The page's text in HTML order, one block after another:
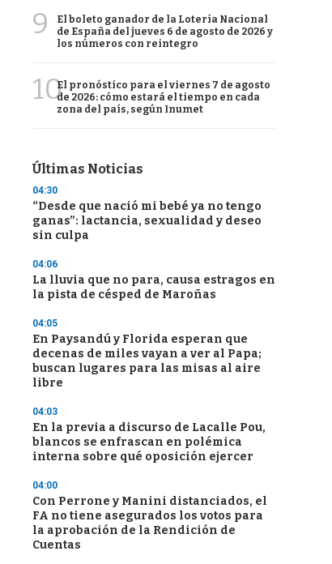
9
El boleto ganador de la Lotería Nacional
de España del jueves 6 de agosto de 2026 y
los números con reintegro
10El pronóstico para el viernes 7 de agosto
de 2026: cómo estará el tiempo en cada
zona del país, según Inumet
Últimas Noticias
04:30
“Desde que nació mi bebé ya no tengo
ganas”: lactancia, sexualidad y deseo
sin culpa
04:06
La lluvia que no para, causa estragos en
la pista de césped de Maroñas
04:05
En Paysandú y Florida esperan que
decenas de miles vayan a ver al Papa;
buscan lugares para las misas al aire
libre
04:03
En la previa a discurso de Lacalle Pou,
blancos se enfrascan en polémica
interna sobre qué oposición ejercer
04:00
Con Perrone y Manini distanciados, el
FA no tiene asegurados los votos para
la aprobación de la Rendición de
Cuentas